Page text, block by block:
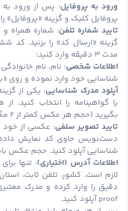
ورود به پروفایل: پس از ورود به
پروفایل کلیک و گزینه «پروفایل»
تایید شماره تلفن: شماره همراه و
گزینه «ارسال کد» را بزنید. کد
مدت ۳ دقیقه وارد کنید؛
اطلاعات شخصی: نام، نام
شناسایی خود وارد نموده و روی
آپلود مدرک شناسایی: یکی از
یا گواهینامه را انتخاب
بگیرید (حجم هر عکس کمتر از ۲ مگابایت) و آپلود نمایید؛
تایید تصویر سلفی: عکسی از خود
دست‌نویس حاوی کد نمایش
شناسایی آپلود کنید. حجم عکس باید کمتر از ۲
اطلاعات آدرس (اختیاری): تنها
لازم است. کشور، تلفن ثابت،
دقیق را وارد کرده و مدرک
proof آپلود کنید.